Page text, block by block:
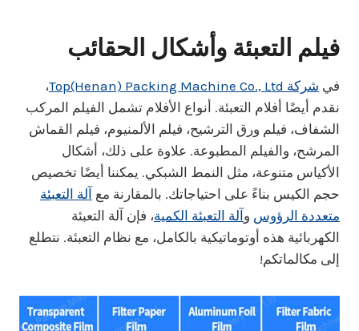
فيلم التعبئة وأشكال الحقائب
في شركة Top(Henan) Packing Machine Co., Ltd
،
نقدم أيضًا أفلام التعبئة. أنواع الأفلام تشمل الفيلم المركب
الشفاف، فيلم ورق الترشيح، فيلم الألمنيوم، فيلم القماش
المرشح، والفيلم المطبوعة. علاوة على ذلك، أشكال
الأكياس متنوعة، مثل النمط الشبكي. يمكننا أيضًا تخصيص
حجم الكيس بناءً على احتياجاتك. بالمقارنة مع آلة التعبئة
متعددة الرؤوس و آلة التعبئة الكمية، فإن آلة التعبئة
الكهربائية هذه أوتوماتيكية بالكامل، مع نظام التعبئة. نتطلع
إلى مكالماتكم!